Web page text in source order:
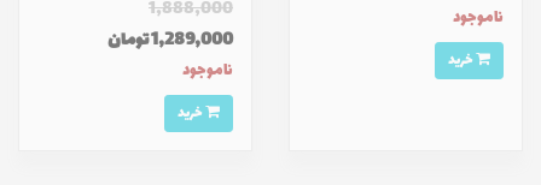
ناموجود
1,888,000
1,289,000 تومان
ناموجود